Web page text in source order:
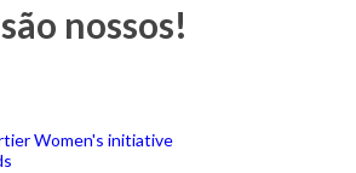
são nossos!